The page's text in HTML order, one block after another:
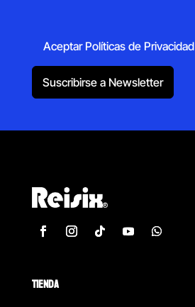
Aceptar Políticas de Privacidad
Suscribirse a Newsletter
TIENDA